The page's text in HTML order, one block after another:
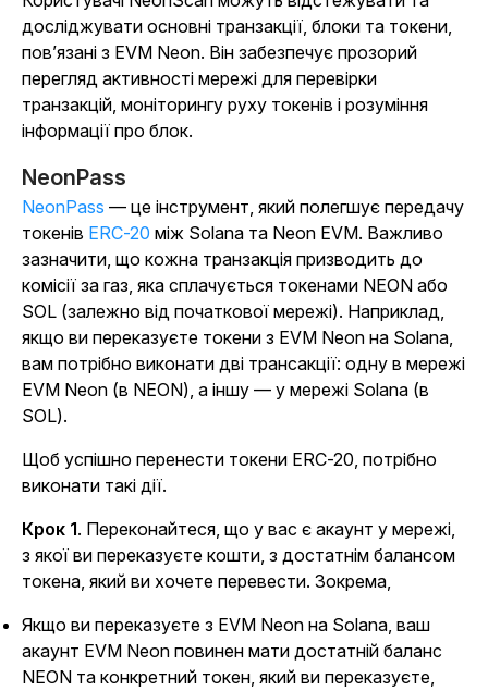
досліджувати основні транзакції, блоки та токени,
пов’язані з EVM Neon. Він забезпечує прозорий
перегляд активності мережі для перевірки
транзакцій, моніторингу руху токенів і розуміння
інформації про блок.
NeonPass
NeonPass — це інструмент, який полегшує передачу
токенів ERC-20 між Solana та Neon EVM. Важливо
зазначити, що кожна транзакція призводить до
комісії за газ, яка сплачується токенами NEON або
SOL (залежно від початкової мережі). Наприклад,
якщо ви переказуєте токени з EVM Neon на Solana,
вам потрібно виконати дві трансакції: одну в мережі
EVM Neon (в NEON), а іншу — у мережі Solana (в
SOL).
Щоб успішно перенести токени ERC-20, потрібно
виконати такі дії.
Крок 1. Переконайтеся, що у вас є акаунт у мережі,
з якої ви переказуєте кошти, з достатнім балансом
токена, який ви хочете перевести. Зокрема,
Якщо ви переказуєте з EVM Neon на Solana, ваш
акаунт EVM Neon повинен мати достатній баланс
NEON та конкретний токен, який ви переказуєте,